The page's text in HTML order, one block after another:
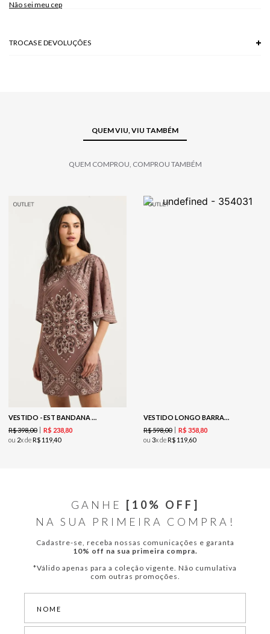
Não sei meu cep
TROCAS E DEVOLUÇÕES
QUEM VIU, VIU TAMBÉM
QUEM COMPROU, COMPROU TAMBÉM
VESTIDO - EST BANDANA LOC CAPUCCINO
R$398,00 R$ 23880
ou 2x deR$ 11940
VESTIDO LONGO BARRADO - TOMATE
R$598,00 R$ 35880
ou 3x deR$ 119 60
GANHE
[10% OFF]
NA SUA PRIMEIRA COMPRA!
Cadastre-se, receba nossas comunicações e garanta
10% off na sua primeira compra.
*Válido apenas para a coleção vigente. Não cumulativa
com outras promoções.